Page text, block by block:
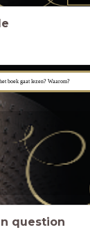
boek gaat lezen? Waarom?
question